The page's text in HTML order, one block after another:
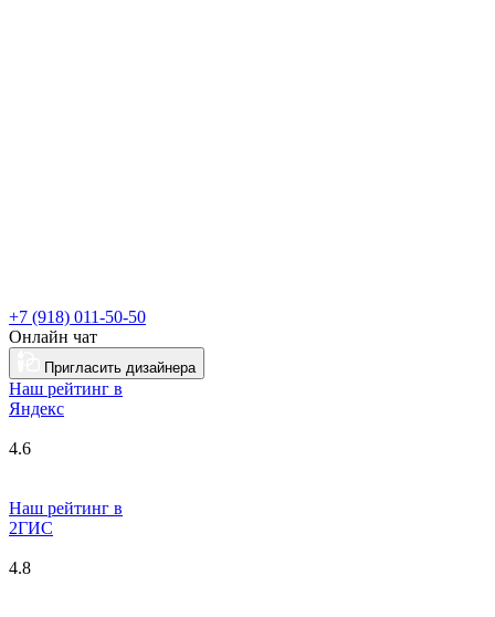
+7 (918) 011-50-50
Онлайн чат
Пригласить дизайнера
Наш рейтинг в
Яндекс
4.6
Наш рейтинг в
2ГИС
4.8